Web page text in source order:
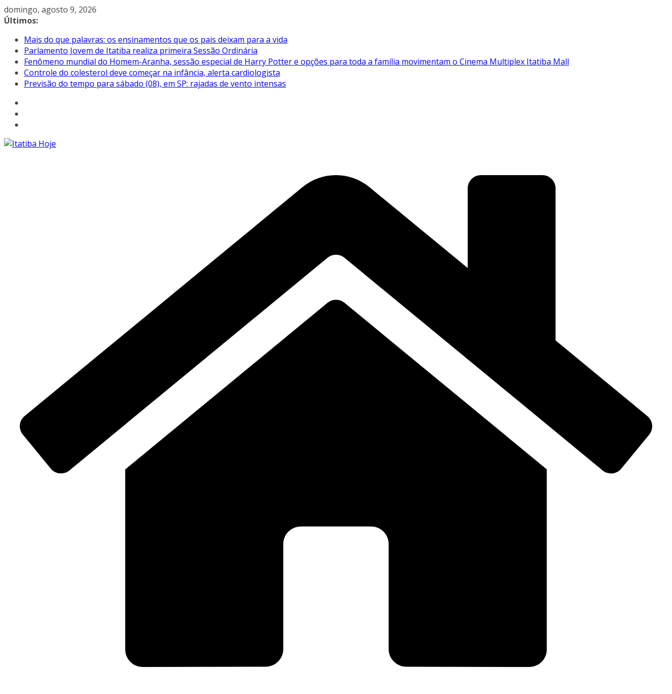
Pular
para
conteúdo
domingo, agosto 9, 2026
Últimos:
Mais do que palavras: os ensinamentos que os pais deixam para a vida
Parlamento Jovem de Itatiba realiza primeira Sessão Ordinária
Fenômeno mundial do Homem-Aranha, sessão especial de Harry Potter e opções para toda a família movimentam o Cinema Multiplex Itatiba Mall
Controle do colesterol deve começar na infância, alerta cardiologista
Previsão do tempo para sábado (08), em SP: rajadas de vento intensas